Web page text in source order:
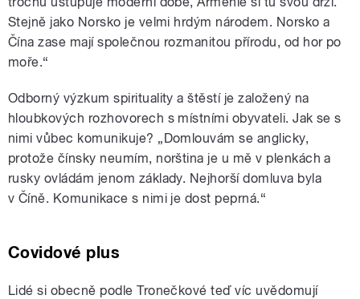
Stejně jako Norsko je velmi hrdým národem. Norsko a
Čína zase mají společnou rozmanitou přírodu, od hor po
moře.“
Odborný výzkum spirituality a štěstí je založený na
hloubkových rozhovorech s místními obyvateli. Jak se s
nimi vůbec komunikuje? „Domlouvám se anglicky,
protože čínsky neumím, norština je u mě v plenkách a
rusky ovládám jenom základy. Nejhorší domluva byla
v Číně. Komunikace s nimi je dost peprná.“
Covidové plus
Lidé si obecně podle Tronečkové teď víc uvědomují